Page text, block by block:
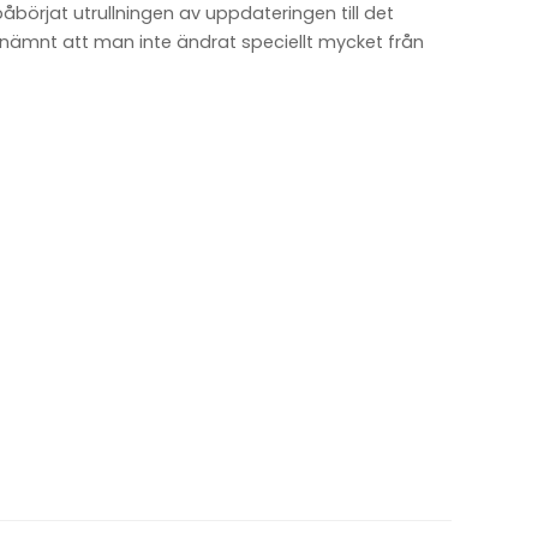
utrullningen av uppdateringen till det
att man inte ändrat speciellt mycket från